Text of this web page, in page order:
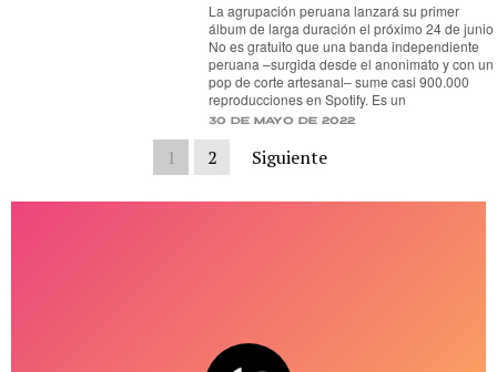
La agrupación peruana lanzará su primer
álbum de larga duración el próximo 24 de junio
No es gratuito que una banda independiente
peruana –surgida desde el anonimato y con un
pop de corte artesanal– sume casi 900.000
reproducciones en Spotify. Es un
30 de mayo de 2022
1 2 Siguiente